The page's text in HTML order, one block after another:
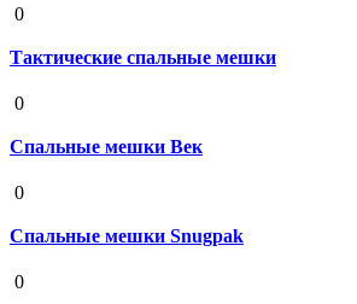
0
Тактические спальные мешки
0
Спальные мешки Век
0
Спальные мешки Snugpak
0